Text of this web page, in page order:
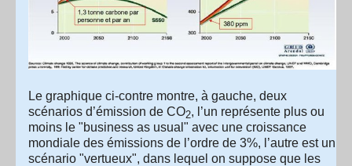
Le graphique ci-contre montre, à gauche, deux
scénarios d’émission de CO2, l’un représente plus ou
moins le "business as usual" avec une croissance
mondiale des émissions de l’ordre de 3%, l’autre est un
scénario "vertueux", dans lequel on suppose que les